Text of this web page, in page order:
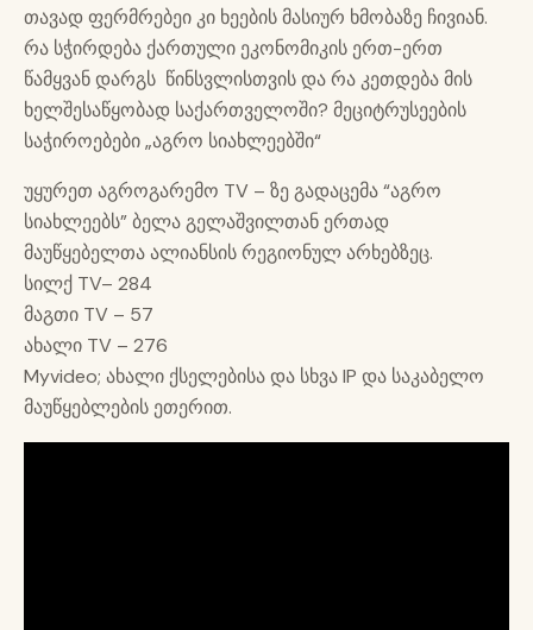
თავად ფერმრებეი კი ხეების მასიურ ხმობაზე ჩივიან.
რა სჭირდება ქართული ეკონომიკის ერთ-ერთ
წამყვან დარგს წინსვლისთვის და რა კეთდება მის
ხელშესაწყობად საქართველოში? მეციტრუსეების
საჭიროებები „აგრო სიახლეებში“
უყურეთ აგროგარემო TV – ზე გადაცემა “აგრო
სიახლეებს” ბელა გელაშვილთან ერთად
მაუწყებელთა ალიანსის რეგიონულ არხებზეც.
სილქ TV– 284
მაგთი TV – 57
ახალი TV – 276
Myvideo; ახალი ქსელებისა და სხვა IP და საკაბელო
მაუწყებლების ეთერით.